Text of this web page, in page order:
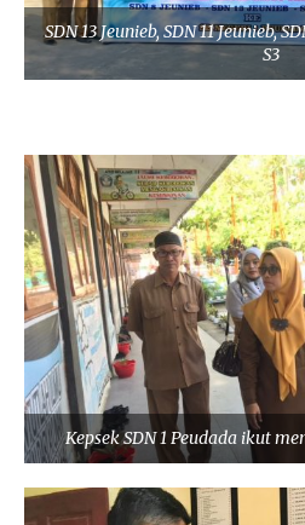
SDN 13 Jeunieb, SDN 11 Jeunieb,
S3
Kepsek SDN 1 Peudada ikut